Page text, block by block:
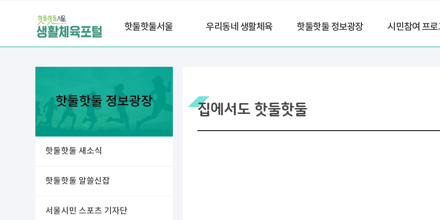
핫둘핫둘서울 우리동네 생활체육 핫둘핫둘 정보광장 시민참여 프
핫둘핫둘 정보광장
핫둘핫둘 새소식
핫둘핫둘 알쓸신잡
서울시민 스포츠 기자단
집에서도 핫둘핫둘